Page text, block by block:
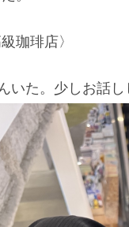
級珈琲店〉
いた。少しお話し